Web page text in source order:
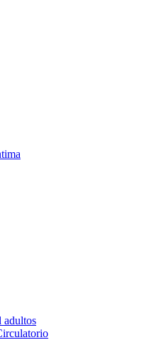
adultos